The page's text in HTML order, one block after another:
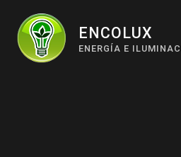
content
ENCOLUX
ENERGÍA E